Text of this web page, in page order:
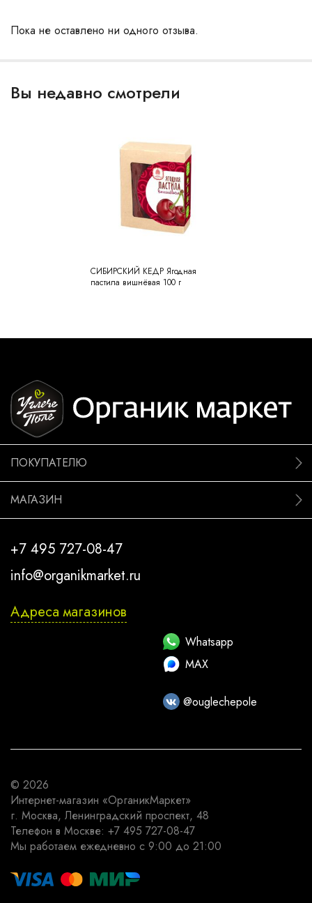
Пока не оставлено ни одного отзыва.
Вы недавно смотрели
СИБИРСКИЙ КЕДР Ягодная
пастила вишнёвая 100 г
ПОКУПАТЕЛЮ
МАГАЗИН
+7 495 727-08-47
info@organikmarket.ru
Адреса магазинов
Whatsapp
MAX
@ouglechepole
© 2026
Интернет-магазин «ОрганикМаркет»
г. Москва, Ленинградский проспект, 48
Телефон в Москве: +7 495 727-08-47
Мы работаем ежедневно с 9:00 до 21:00